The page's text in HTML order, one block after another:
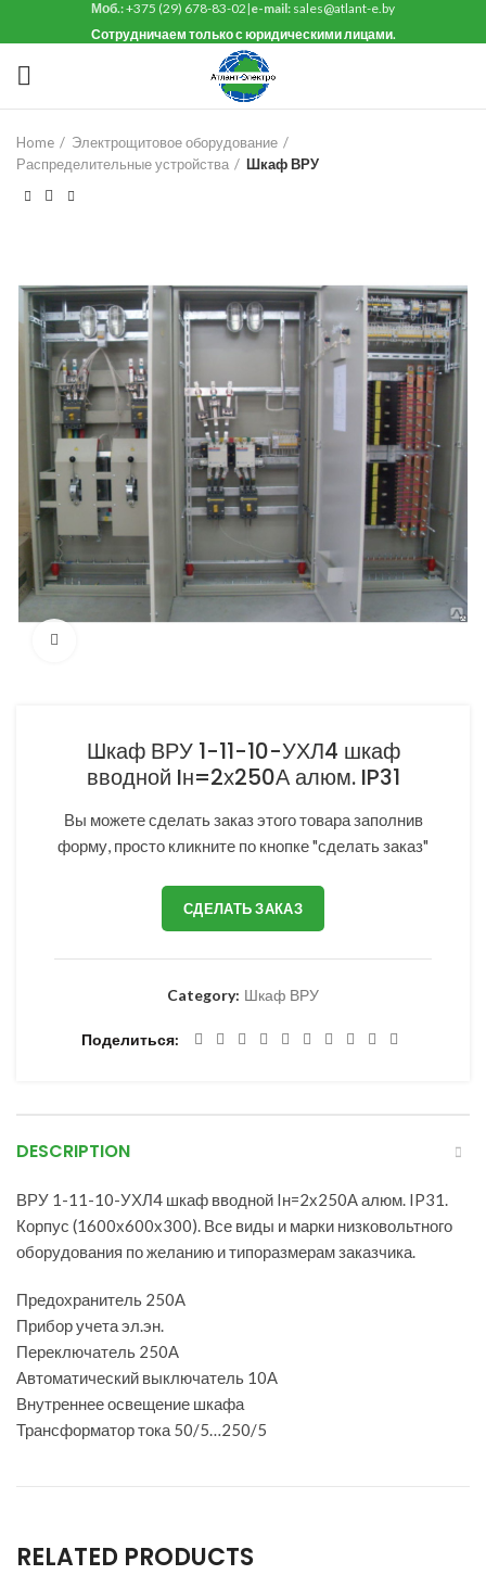
Моб.:+375 (29) 678-83-02 |e-mail: sales@atlant-e.by
Сотрудничаем только с юридическими лицами.
Home
Электрощитовое оборудование
Распределительные устройства
Шкаф ВРУ
Шкаф ВРУ 1-11-10-УХЛ4 шкаф
вводной Iн=2х250А алюм. IP31
Вы можете сделать заказ этого товара заполнив
форму, просто кликните по кнопке "сделать заказ"
СДЕЛАТЬ ЗАКАЗ
Category: Шкаф ВРУ
Поделиться
DESCRIPTION
ВРУ 1-11-10-УХЛ4 шкаф вводной Iн=2х250А алюм. IP31.
Корпус (1600х600х300). Все виды и марки низковольтного
оборудования по желанию и типоразмерам заказчика.
Предохранитель 250А
Прибор учета эл.эн.
Переключатель 250А
Автоматический выключатель 10А
Внутреннее освещение шкафа
Трансформатор тока 50/5…250/5
RELATED PRODUCTS